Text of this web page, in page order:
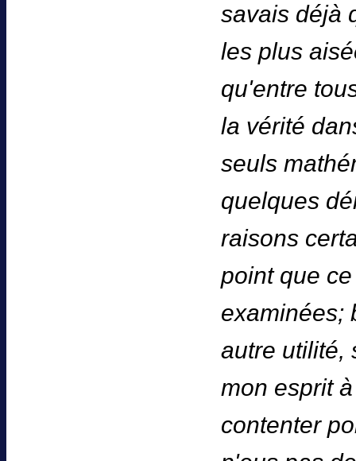
savais déjà
les plus
qu'entre
la vérité
seuls
quelques
raisons
point que
examinées;
autre utilité,
mon esprit
contenter